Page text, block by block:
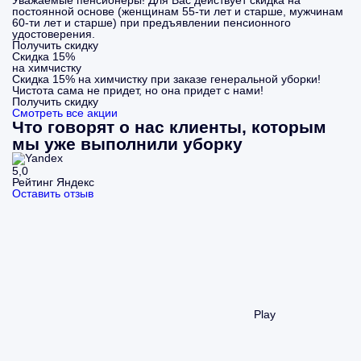
постоянной основе (женщинам 55-ти лет и старше, мужчинам
60-ти лет и старше) при предъявлении пенсионного
удостоверения.
Получить скидку
Скидка 15%
на химчистку
Скидка 15% на химчистку при заказе генеральной уборки!
Чистота сама не придет, но она придет с нами!
Получить скидку
Смотреть все акции
Что говорят о нас клиенты, которым
мы уже выполнили уборку
5,0
Рейтинг Яндекс
Оставить отзыв
Play